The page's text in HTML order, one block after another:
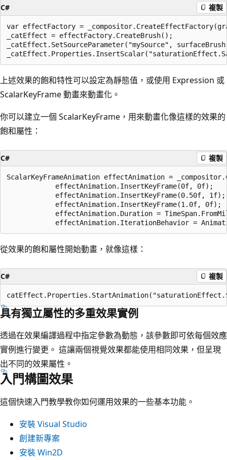
C# 複製
var effectFactory =
_catEffect = effectFactory.CreateBrush();
_catEffect.SetSourceParameter("mySource",
上述效果的飽和特性可以設定為靜態值，或使用 Expression 或
ScalarKeyFrame 動畫來動畫化。
你可以建立一個 ScalarKeyFrame，用來動畫化像這樣的效果的
飽和屬性：
C# 複製
ScalarKeyFrameAnimation effectAnimation =
            effectAnimation.InsertKeyFrame(0f, 0f);
            effectAnimation.InsertKeyFrame(0.50f, 1f);
            effectAnimation.InsertKeyFrame(1.0f, 0f);
effectAnimation.Duration =
從效果的飽和屬性開始動畫，就像這樣：
C# 複製
具有獨立屬性的多重效果實例
透過在效果編譯過程中指定參數為動態，該參數即可依每個效應
實例進行變更。 這讓兩個視覺效果都能使用相同效果，但呈現
出不同的效果屬性。
入門構圖效果
這個快速入門教學教你如何運用效果的一些基本功能。
安裝 Visual Studio
創建新專案
安裝 Win2D